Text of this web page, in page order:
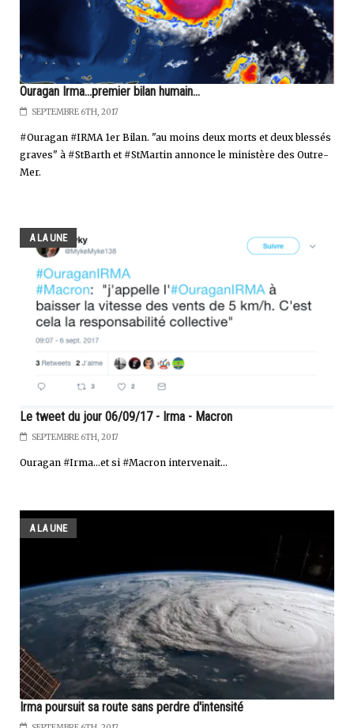
Ouragan Irma...premier bilan humain...
SEPTEMBRE 6TH, 2017
#Ouragan #IRMA 1er Bilan. "au moins deux morts et deux blessés
graves" à #StBarth et #StMartin annonce le ministère des Outre-
Mer.
A LA UNE
Le tweet du jour 06/09/17 - Irma - Macron
SEPTEMBRE 6TH, 2017
Ouragan #Irma...et si #Macron intervenait...
A LA UNE
Irma poursuit sa route sans perdre d'intensité